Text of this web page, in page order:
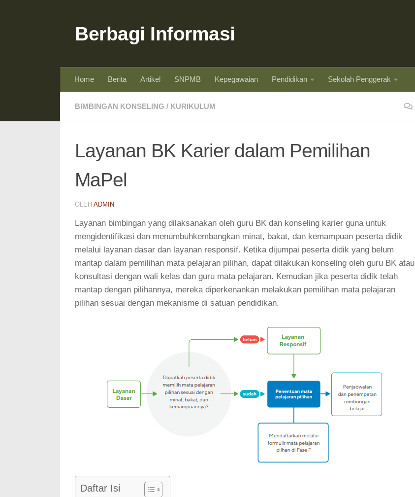
Berbagi Informasi
Home Berita Artikel SNPMB Kepegawaian Pendidikan Sekolah Penggerak
BIMBINGAN KONSELING / KURIKULUM
Layanan BK Karier dalam Pemilihan
MaPel
OLEH ADMIN
Layanan bimbingan yang dilaksanakan oleh guru BK dan konseling karier guna untuk
mengidentifikasi dan menumbuhkembangkan minat, bakat, dan kemampuan peserta didik
melalui layanan dasar dan layanan responsif. Ketika dijumpai peserta didik yang belum
mantap dalam pemilihan mata pelajaran pilihan, dapat dilakukan konseling oleh guru BK atau
konsultasi dengan wali kelas dan guru mata pelajaran. Kemudian jika peserta didik telah
mantap dengan pilihannya, mereka diperkenankan melakukan pemilihan mata pelajaran
pilihan sesuai dengan mekanisme di satuan pendidikan.
Daftar Isi